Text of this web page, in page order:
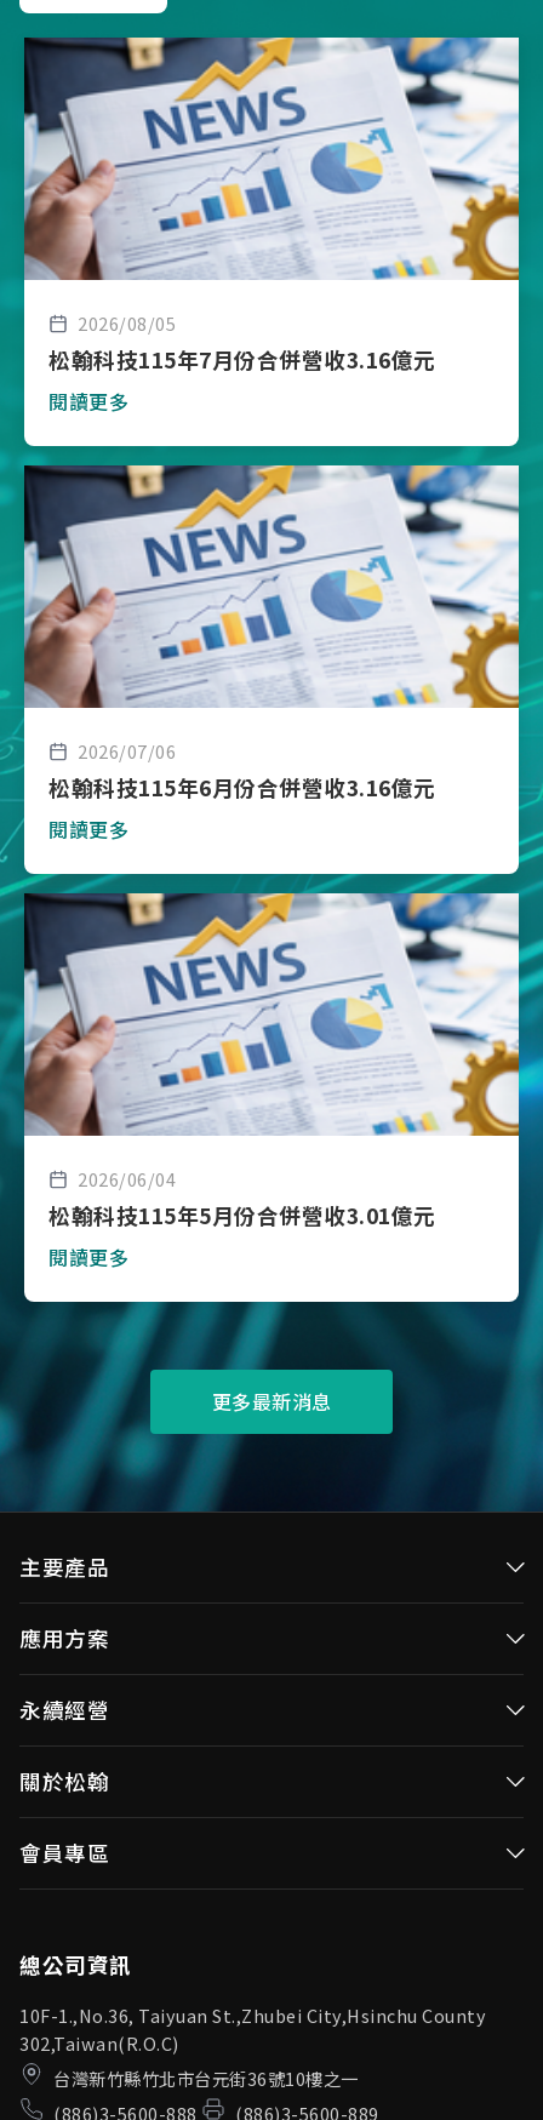
2026/08/05
松翰科技115年7月份合併營收3.16億元
閱讀更多
2026/07/06
松翰科技115年6月份合併營收3.16億元
閱讀更多
2026/06/04
松翰科技115年5月份合併營收3.01億元
閱讀更多
更多最新消息
主要產品
視訊/影像控制器
無線視頻傳輸
OID產品(Optical ID)
應用方案
視訊／影像控制器
無線視頻傳輸
永續經營
投資人專區
利害關係人
關於松翰
會員專區
總公司資訊
10F-1.,No.36, Taiyuan St.,Zhubei City,Hsinchu County
302,Taiwan(R.O.C)
台灣新竹縣竹北市台元街36號10樓之一
(886)3-5600-888
(886)3-5600-889